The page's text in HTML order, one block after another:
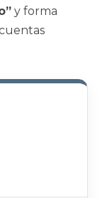
y forma